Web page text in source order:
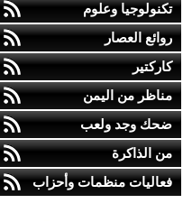
تكنولوجيا وعلوم
روائع العصار
كاركتير
مناظر من اليمن
ضحك وجد ولعب
من الذاكرة
فعاليات منظمات وأحزاب